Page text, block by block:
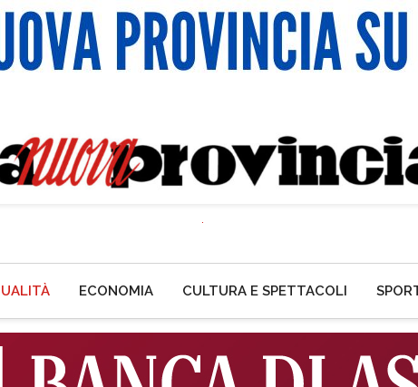
ECONOMIA CULTURA E SPETTACOLI